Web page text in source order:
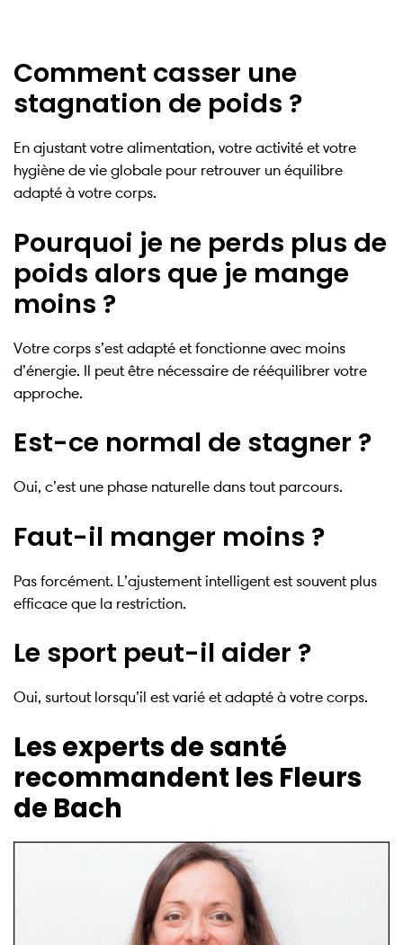
Comment casser une
stagnation de poids ?
En ajustant votre alimentation, votre activité et votre
hygiène de vie globale pour retrouver un équilibre
adapté à votre corps.
Pourquoi je ne perds plus de
poids alors que je mange
moins ?
Votre corps s’est adapté et fonctionne avec moins
d’énergie. Il peut être nécessaire de rééquilibrer votre
approche.
Est-ce normal de stagner ?
Oui, c’est une phase naturelle dans tout parcours.
Faut-il manger moins ?
Pas forcément. L’ajustement intelligent est souvent plus
efficace que la restriction.
Le sport peut-il aider ?
Oui, surtout lorsqu’il est varié et adapté à votre corps.
Les experts de santé
recommandent les Fleurs
de Bach